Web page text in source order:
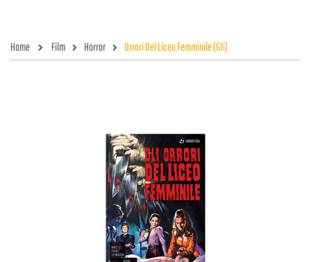
Home Film Horror Orrori Del Liceo Femminile (Gli)